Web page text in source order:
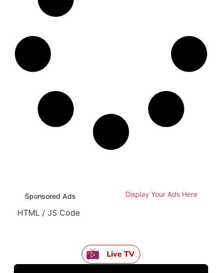
Sponsored Ads Display Your Ads Here
HTML / JS Code
Live TV